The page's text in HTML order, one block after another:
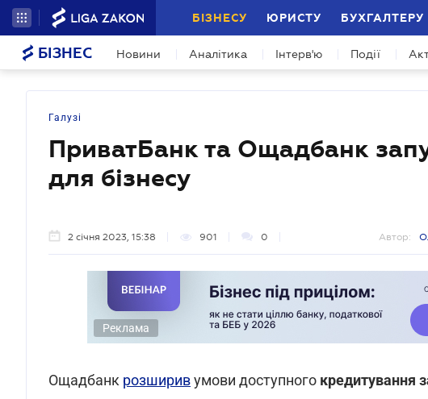
БІЗНЕСУ ЮРИСТУ БУХГАЛТЕРУ
БІЗНЕС Новини Аналітика Інтерв'ю Події
Галузі
ПриватБанк та Ощадбанк
для бізнесу
2 січня 2023, 15:38 901 0 Автор:
Реклама
Ощадбанк розширивумови доступного кредитування